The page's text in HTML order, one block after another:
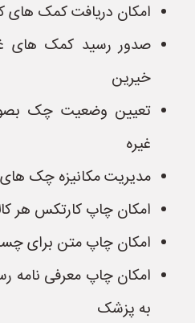
امکان دریافت کمک های
صدور رسید کمک های
خیرین
تعیین وضعیت چک
غیره
مدیریت مکانیزه چک های
امکان چاپ کارتکس هر کالا
امکان چاپ متن برای
امکان چاپ معرفی نامه
به پزشک